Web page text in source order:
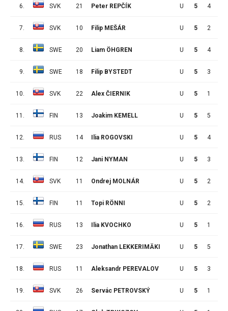
6. SVK 21 Peter REPČÍK U 5 4
7. SVK 10 Filip MEŠÁR U 5 2
8. SWE 20 Liam ÖHGREN U 5 4
9. SWE 18 Filip BYSTEDT U 5 3
10. SVK 22 Alex ČIERNIK U 5 1
11. FIN 13 Joakim KEMELL U 5 5
12. RUS 14 Ilia ROGOVSKI U 5 4
13. FIN 12 Jani NYMAN U 5 3
14. SVK 11 Ondrej MOLNÁR U 5 2
15. FIN 11 Topi RÖNNI U 5 2
16. RUS 13 Ilia KVOCHKO U 5 1
17. SWE 23 Jonathan LEKKERIMÄKI U 5 5
18. RUS 11 Aleksandr PEREVALOV U 5 3
19. SVK 26 Servác PETROVSKÝ U 5 1